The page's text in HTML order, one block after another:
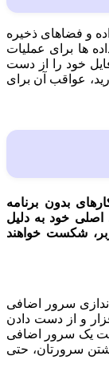
و فضاهای ذخیره
ها برای عملیات
خود را از دست
عواقب آن برای
درصد کسب‌وکارهای بدون برنامه
خود به دلیل
شکست خواهند
سرور اضافی
افزار و از دست دادن
یک سرور اضافی
سرورتان، حتی